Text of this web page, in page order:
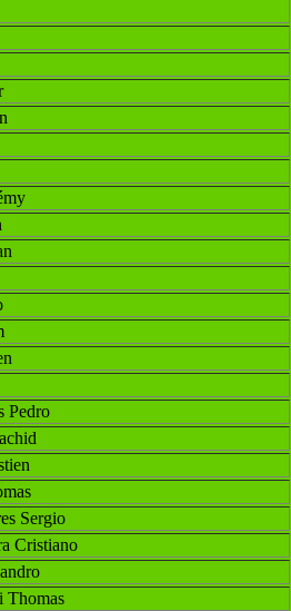
Pedro
Sergio
Cristiano
Thomas